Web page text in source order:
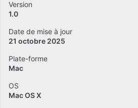
Version
1.0
Date de mise à jour
21 octobre 2025
Plate-forme
Mac
OS
Mac OS X